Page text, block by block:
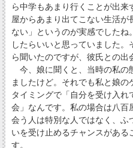
ら中学もあまり行くことが出
屋からあまり出てこない生活が
ない」というのが実感でした
したらいいと思っていました
ら聞いたのですが、彼氏との出
今、娘に聞くと、当時の私の
ましたけど。それでも私と娘
タイミングで「自分を受け入
会」なんです。私の場合は八百
会う人は特別な人ではなく、ふ
いを受け止めるチャンスがある
す。